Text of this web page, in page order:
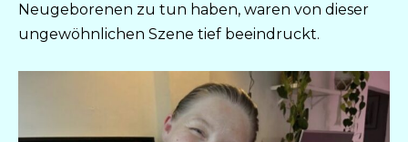
Neugeborenen zu tun haben, waren von dieser
ungewöhnlichen Szene tief beeindruckt.